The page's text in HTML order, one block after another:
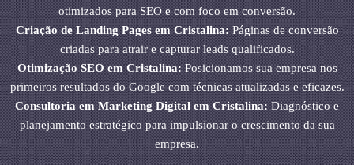
otimizados para SEO e com foco em conversão.
Criação de Landing Pages em Cristalina:Páginas de conversão
criadas para atrair e capturar leads qualificados.
Otimização SEO em Cristalina:Posicionamos sua empresa nos
primeiros resultados do Google com técnicas atualizadas e eficazes.
Consultoria em Marketing Digital em Cristalina:Diagnóstico e
planejamento estratégico para impulsionar o crescimento da sua
empresa.